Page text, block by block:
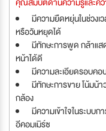
มีความยืดหยุ่นในช่วงเ
หรือวันหยุดได้
มีทักษะการพูด กล้าแ
หน้าได้ดี
มีความละเอียดรอบค
มีทักษะการขาย โน้มน้
กล้อง
มีความเข้าใจในระบบ
อีคอมเมิร์ซ